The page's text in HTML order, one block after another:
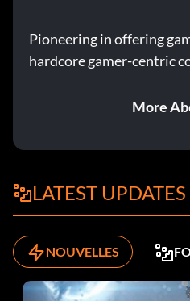
Pioneering in offering
hardcore gamer-centric
More
LATEST UPDATES
NOUVELLES